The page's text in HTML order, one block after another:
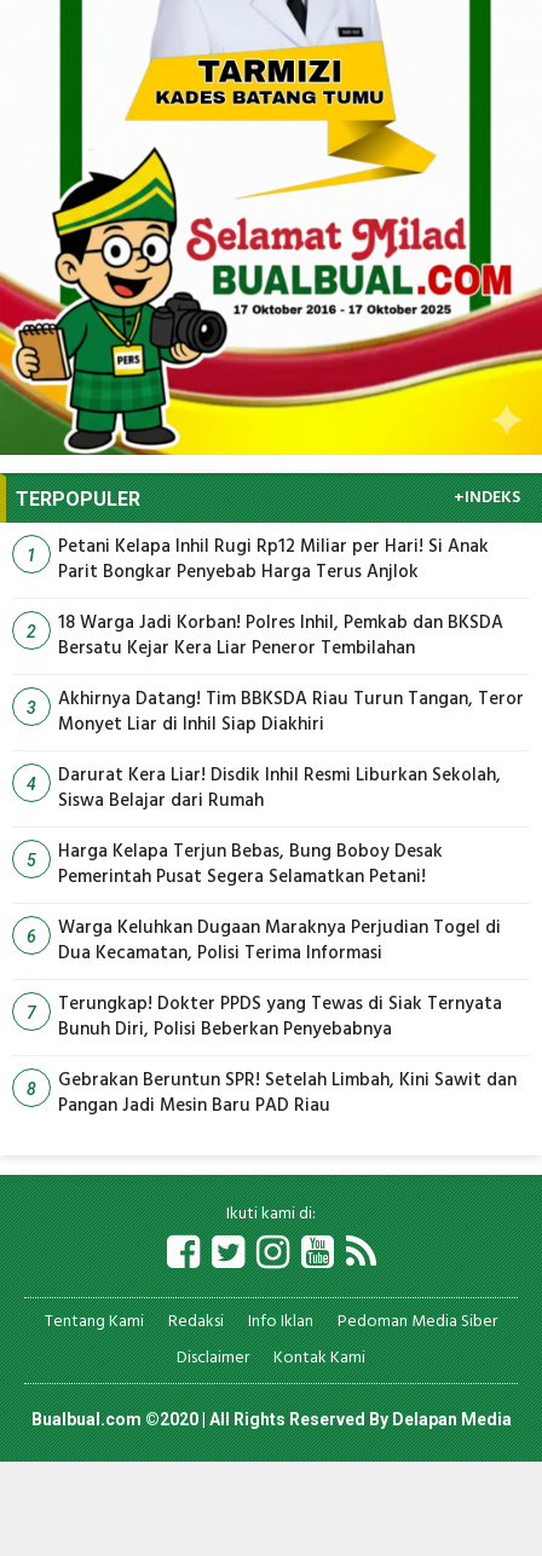
TERPOPULER +INDEKS
1
Petani Kelapa Inhil Rugi Rp12 Miliar per Hari! Si Anak
Parit Bongkar Penyebab Harga Terus Anjlok
2
18 Warga Jadi Korban! Polres Inhil, Pemkab dan BKSDA
Bersatu Kejar Kera Liar Peneror Tembilahan
3
Akhirnya Datang! Tim BBKSDA Riau Turun Tangan, Teror
Monyet Liar di Inhil Siap Diakhiri
4
Darurat Kera Liar! Disdik Inhil Resmi Liburkan Sekolah,
Siswa Belajar dari Rumah
5
Harga Kelapa Terjun Bebas, Bung Boboy Desak
Pemerintah Pusat Segera Selamatkan Petani!
6
Warga Keluhkan Dugaan Maraknya Perjudian Togel di
Dua Kecamatan, Polisi Terima Informasi
7
Terungkap! Dokter PPDS yang Tewas di Siak Ternyata
Bunuh Diri, Polisi Beberkan Penyebabnya
8
Gebrakan Beruntun SPR! Setelah Limbah, Kini Sawit dan
Pangan Jadi Mesin Baru PAD Riau
Ikuti kami di:
Tentang Kami Redaksi Info Iklan
Pedoman Media Siber
Disclaimer
Kontak Kami
Bualbual.com ©2020 | All Rights Reserved ByDelapan Media